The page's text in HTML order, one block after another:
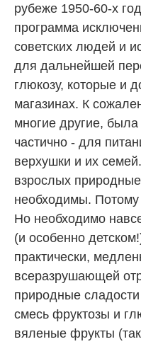
рубеже 1950-60-х
программа
советских людей и
для дальнейшей
глюкозу, которые и
магазинах. К
многие другие,
частично - для
верхушки и их
взрослых
необходимы. Потому
Но необходимо
(и особенно
практически,
всеразрушающей
природные
смесь фруктозы и
вяленые фрукты